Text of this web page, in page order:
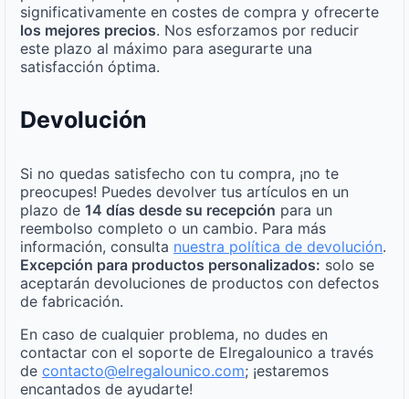
significativamente en costes de compra y ofrecerte
los mejores precios. Nos esforzamos por reducir
este plazo al máximo para asegurarte una
satisfacción óptima.
Devolución
Si no quedas satisfecho con tu compra, ¡no te
preocupes! Puedes devolver tus artículos en un
plazo de 14 días desde su recepción para un
reembolso completo o un cambio. Para más
información, consulta nuestra política de devolución.
Excepción para productos personalizados: solo se
aceptarán devoluciones de productos con defectos
de fabricación.
En caso de cualquier problema, no dudes en
contactar con el soporte de Elregalounico a través
de contacto@elregalounico.com; ¡estaremos
encantados de ayudarte!